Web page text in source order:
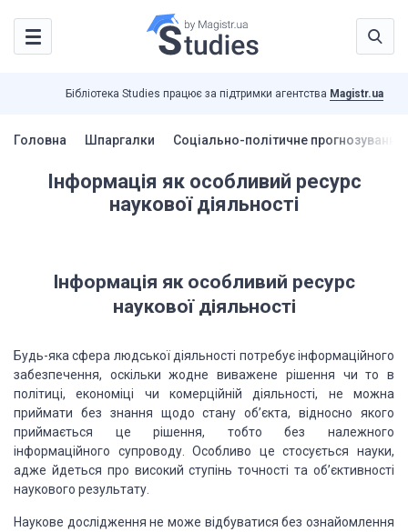
Бібліотека Studies працює за підтримки агентства Magistr.ua
Головна Шпаргалки Соціально-політичне
Інформація як особливий ресурс
наукової діяльності
Інформація як особливий ресурс
наукової діяльності
Будь-яка сфера людської діяльності потребує інформаційного
забезпечення, оскільки жодне виважене рішення чи то в
політиці, економіці чи комерційній діяльності, не можна
приймати без знання щодо стану об’єкта, відносно якого
приймається це рішення, тобто без належного
інформаційного супроводу. Особливо це стосується науки,
адже йдеться про високий ступінь точності та об’єктивності
наукового результату.
Наукове дослідження не може відбуватися без ознайомлення